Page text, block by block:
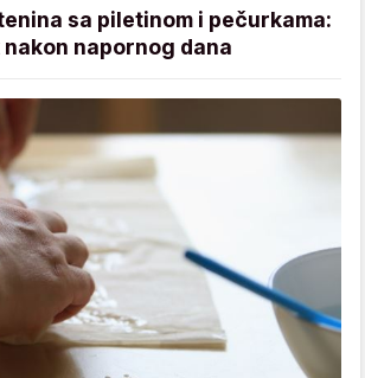
sa piletinom i pečurkama:
napornog dana